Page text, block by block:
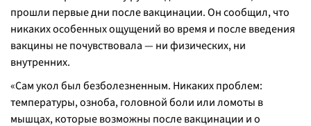
прошли первые дни после вакцинации. Он сообщил, что
никаких особенных ощущений во время и после введения
вакцины не почувствовала — ни физических, ни
внутренних.
«Сам укол был безболезненным. Никаких проблем:
температуры, озноба, головной боли или ломоты в
мышцах, которые возможны после вакцинации и о